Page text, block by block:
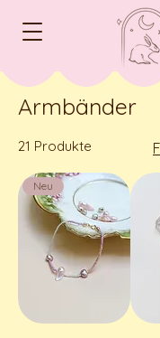
Armbänder
21 Produkte
Neu